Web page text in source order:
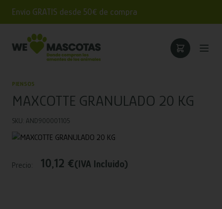
Envío GRATIS desde 50€ de compra
PIENSOS
MAXCOTTE GRANULADO 20 KG
SKU: AND900001105
Precio: 10,12 €(IVA Incluido)